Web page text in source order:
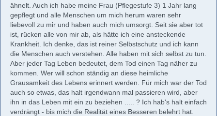
ähnelt. Auch ich habe meine Frau (Pflegestufe 3) 1 Jahr lang
gepflegt und alle Menschen um mich herum waren sehr
liebevoll zu mir und haben auch mich umsorgt. Seit sie aber tot
ist, rücken alle von mir ab, als hätte ich eine ansteckende
Krankheit. Ich denke, das ist reiner Selbstschutz und ich kann
die Menschen auch verstehen. Alle haben mit sich selbst zu tun.
Aber jeder Tag Leben bedeutet, dem Tod einen Tag näher zu
kommen. Wer will schon ständig an diese heimliche
Grausamkeit des Lebens erinnert werden. Für mich war der Tod
auch so etwas, das halt irgendwann mal passieren wird, aber
ihn in das Leben mit ein zu beziehen ..... ? Ich hab's halt einfach
verdrängt - bis mich die Realität eines Besseren belehrt hat.